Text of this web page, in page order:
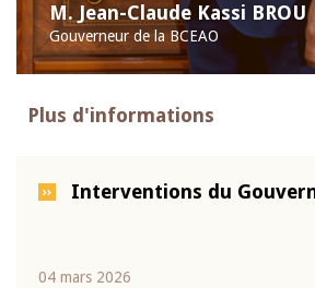
M. Jean-Claude Kassi BROU
Gouverneur de la BCEAO
Plus d'informations
Interventions du
04 mars 2026